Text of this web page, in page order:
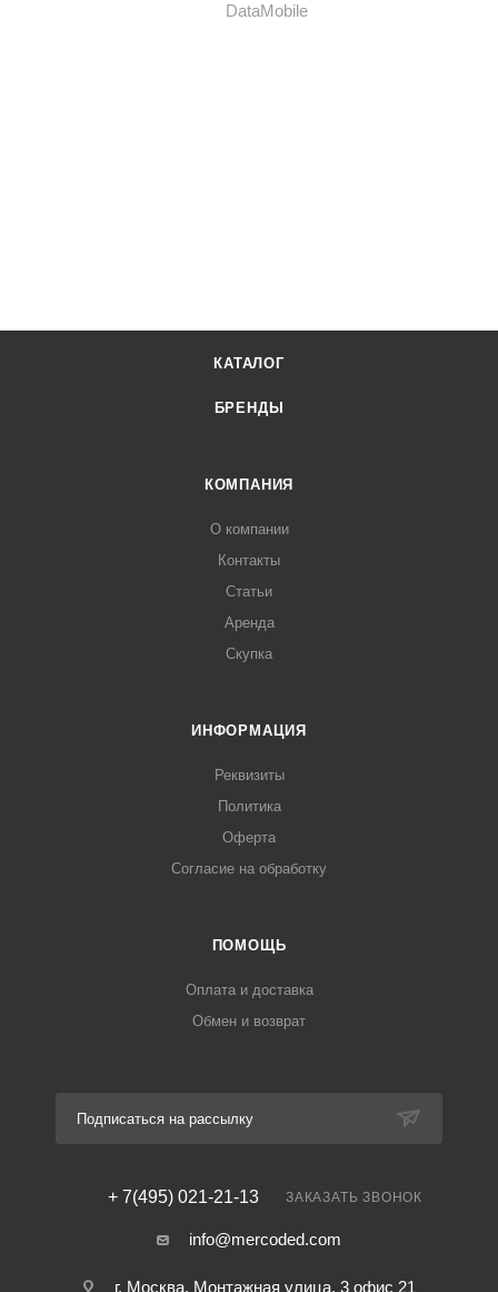
КАТАЛОГ
БРЕНДЫ
КОМПАНИЯ
О компании
Контакты
Статьи
Аренда
Скупка
ИНФОРМАЦИЯ
Реквизиты
Политика
Оферта
Согласие на обработку
ПОМОЩЬ
Оплата и доставка
Обмен и возврат
Подписаться на рассылку
+ 7(495) 021-21-13 ЗАКАЗАТЬ ЗВОНОК
info@mercoded.com
г. Москва, Монтажная улица, 3 офис 21